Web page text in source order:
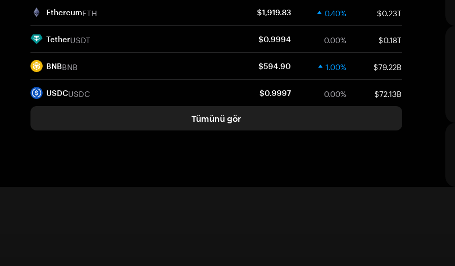
EthereumETH $1,919.83 0.40% $0.23T
TetherUSDT $0.9994 0.00% $0.18T
BNBBNB $594.90 1.00% $79.22B
USDCUSDC $0.9997 0.00% $72.13B
Tümünü gör